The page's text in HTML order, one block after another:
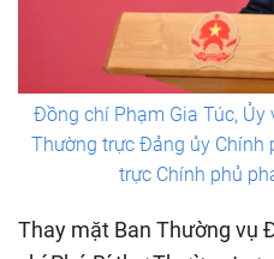
Đồng chí Phạm Gia Túc, Ủy
Thường trực Đảng ủy Chính
trực Chính phủ
Thay mặt Ban Thường vụ